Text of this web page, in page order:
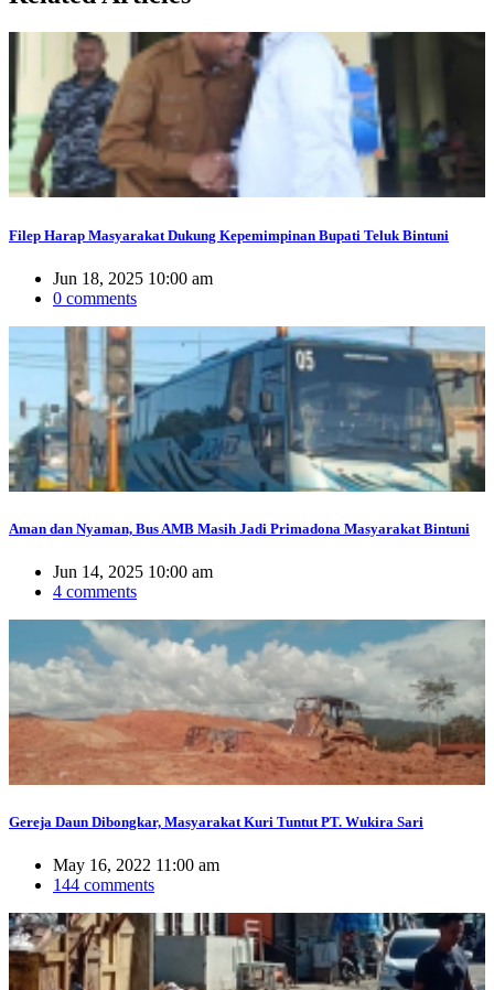
Filep Harap Masyarakat Dukung Kepemimpinan Bupati Teluk Bintuni
Jun 18, 2025 10:00 am
0 comments
Aman dan Nyaman, Bus AMB Masih Jadi Primadona Masyarakat Bintuni
Jun 14, 2025 10:00 am
4 comments
Gereja Daun Dibongkar, Masyarakat Kuri Tuntut PT. Wukira Sari
May 16, 2022 11:00 am
144 comments